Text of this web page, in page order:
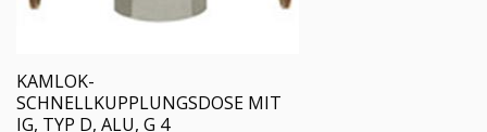
KAMLOK-
SCHNELLKUPPLUNGSDOSE MIT
IG, TYP D, ALU, G 4